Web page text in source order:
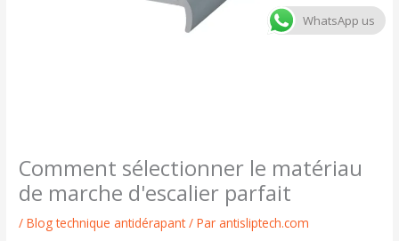
Comment sélectionner le matériau
de marche d'escalier parfait
/Blog technique antidérapant/ Parantisliptech.com
WhatsApp us